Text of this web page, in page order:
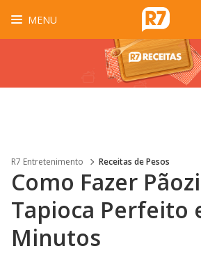
MENU
R7 Entretenimento Receitas de Pesos
Como Fazer
Tapioca Perfeito
Minutos